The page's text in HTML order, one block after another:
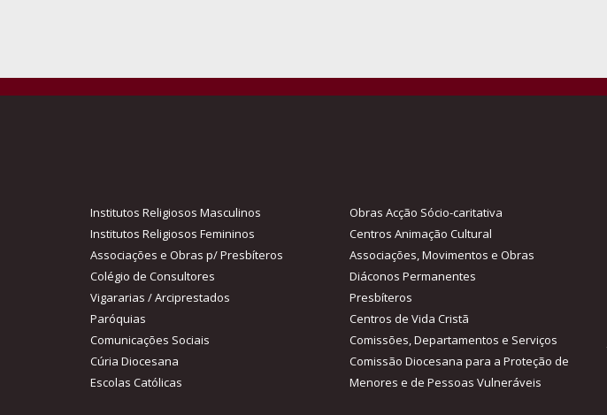
Institutos Religiosos Masculinos
Institutos Religiosos Femininos
Associações e Obras p/ Presbíteros
Colégio de Consultores
Vigararias / Arciprestados
Paróquias
Comunicações Sociais
Cúria Diocesana
Escolas Católicas
Obras Acção Sócio-caritativa
Centros Animação Cultural
Associações, Movimentos e Obras
Diáconos Permanentes
Presbíteros
Centros de Vida Cristã
Comissões, Departamentos e Serviços
Comissão Diocesana para a Proteção de
Menores e de Pessoas Vulneráveis